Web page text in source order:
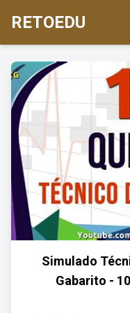
RETOEDU
Simulado
Gabarito -